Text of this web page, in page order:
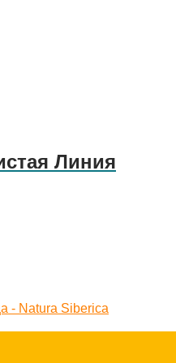
Линия
- Natura Siberica